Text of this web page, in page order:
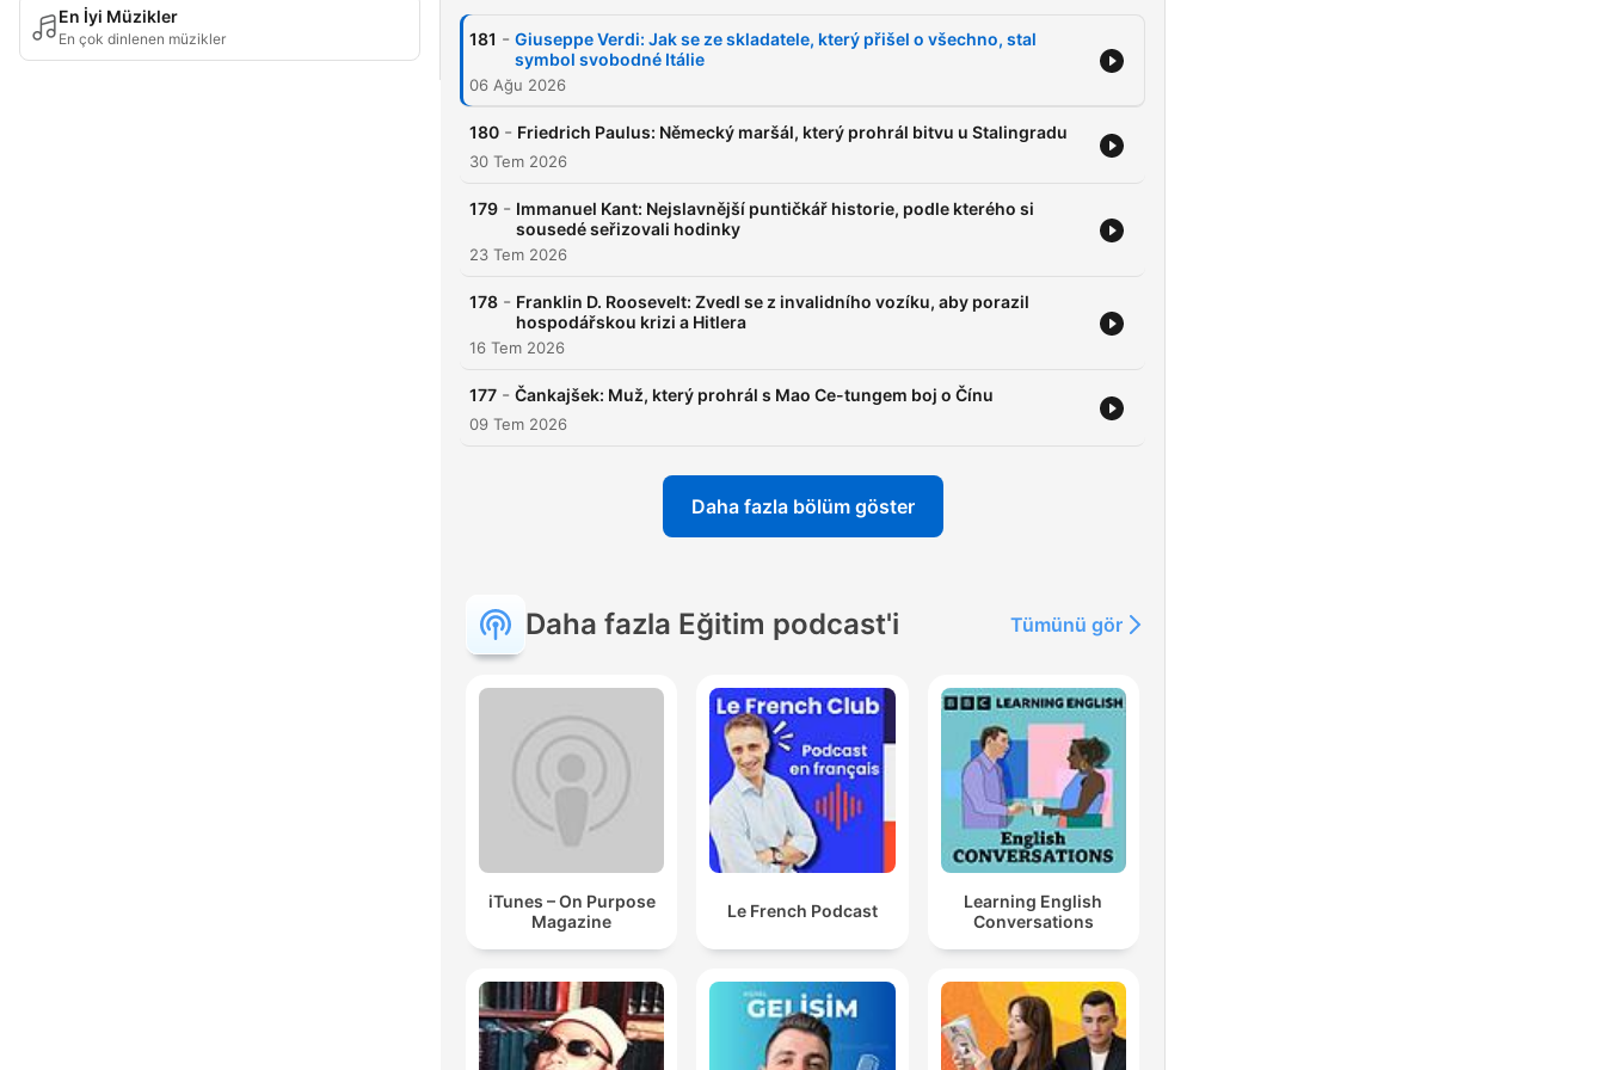
En İyi Müzikler
En çok dinlenen müzikler 181 - Giuseppe Verdi: Jak se ze skladatele, který přišel o všechno, stal
symbol svobodné Itálie
06 Ağu 2026
180 - Friedrich Paulus: Německý maršál, který prohrál bitvu u Stalingradu
30 Tem 2026
179 - Immanuel Kant: Nejslavnější puntičkář historie, podle kterého si
sousedé seřizovali hodinky
23 Tem 2026
178 - Franklin D. Roosevelt: Zvedl se z invalidního vozíku, aby porazil
hospodářskou krizi a Hitlera
16 Tem 2026
177 - Čankajšek: Muž, který prohrál s Mao Ce-tungem boj o Čínu
09 Tem 2026
Daha fazla bölüm göster
Daha fazla Eğitim podcast'i Tümünü gör
iTunes – On Purpose
Magazine
Le French Podcast
Learning English
Conversations